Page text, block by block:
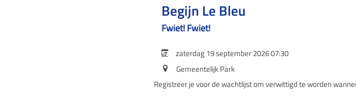
Begijn Le Bleu
Fwiet! Fwiet!
zaterdag 19 september 2026 07:30
Gemeentelijk Park
Registreer je voor de wachtlijst om verwittigd te worden